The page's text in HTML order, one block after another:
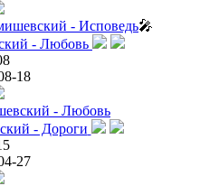
- Исповедь🎤
18
- Любовь
27